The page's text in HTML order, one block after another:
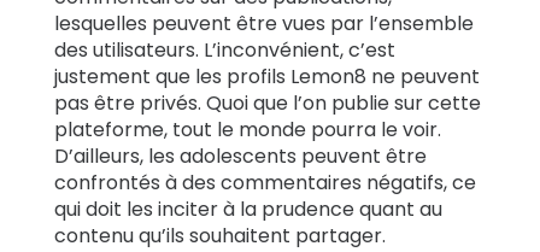
lesquelles peuvent être vues par l’ensemble
des utilisateurs. L’inconvénient, c’est
justement que les profils Lemon8 ne peuvent
pas être privés. Quoi que l’on publie sur cette
plateforme, tout le monde pourra le voir.
D’ailleurs, les adolescents peuvent être
confrontés à des commentaires négatifs, ce
qui doit les inciter à la prudence quant au
contenu qu’ils souhaitent partager.